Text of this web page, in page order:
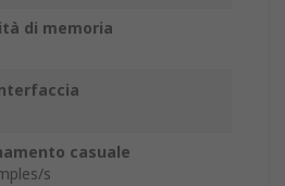
di memoria
casuale
s